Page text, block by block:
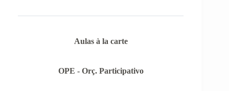
Aulas à la carte
OPE - Orç. Participativo